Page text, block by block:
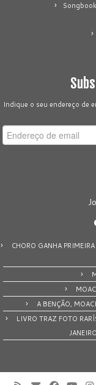
Indique o seu endereço de
Endereço
de
CHORO GANHA
A BENÇÃO,
LIVRO TRAZ FOTO